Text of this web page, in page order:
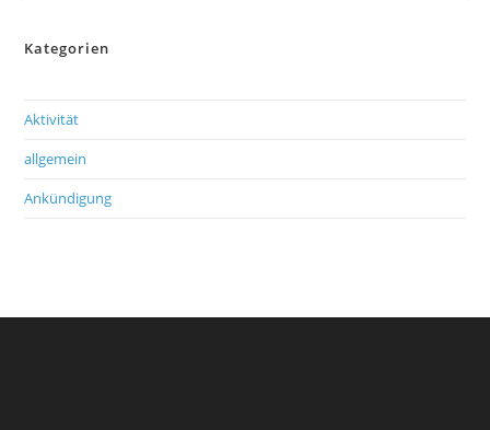
Kategorien
Aktivität
allgemein
Ankündigung